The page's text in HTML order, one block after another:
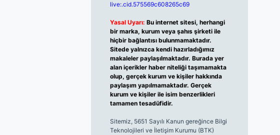
live:.cid.575569c608265c69
Yasal Uyarı: Bu internet sitesi, herhangi
bir marka, kurum veya şahıs şirketi ile
hiçbir bağlantısı bulunmamaktadır.
Sitede yalnızca kendi hazırladığımız
makaleler paylaşılmaktadır. Burada yer
alan içerikler haber niteliği taşımamakta
olup, gerçek kurum ve kişiler hakkında
paylaşım yapılmamaktadır. Gerçek
kurum ve kişiler ile isim benzerlikleri
tamamen tesadüfidir.
Sitemiz, 5651 Sayılı Kanun gereğince Bilgi
Teknolojileri ve İletişim Kurumu (BTK)